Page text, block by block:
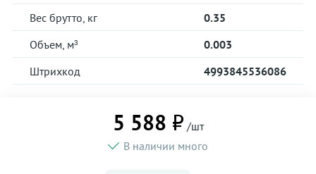
Вес брутто, кг
0.35
Объем, м³
0.003
Штрихкод
4993845536086
5 588 ₽ /шт
В наличии много